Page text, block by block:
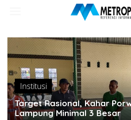
Institusi
Target Rasional, Kahar
Lampung Minimal 3 Besar